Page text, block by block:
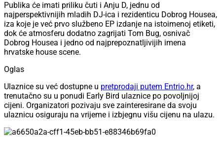
Publika će imati priliku čuti i Anju D, jednu od
najperspektivnijih mladih DJ-ica i rezidenticu Dobrog Housea,
iza koje je već prvo službeno EP izdanje na istoimenoj etiketi,
dok će atmosferu dodatno zagrijati Tom Bug, osnivač
Dobrog Housea i jedno od najprepoznatljivijih imena
hrvatske house scene.
Oglas
Ulaznice su već dostupne u pretprodaji putem Entrio.hr, a
trenutačno su u ponudi Early Bird ulaznice po povoljnijoj
cijeni. Organizatori pozivaju sve zainteresirane da svoju
ulaznicu osiguraju na vrijeme i izbjegnu višu cijenu na ulazu.